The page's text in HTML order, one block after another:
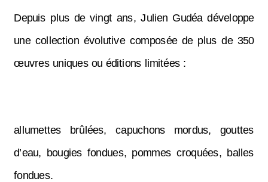
Depuis plus de vingt ans, Julien Gudéa développe
une collection évolutive composée de plus de 350
œuvres uniques ou éditions limitées :
allumettes brûlées, capuchons mordus, gouttes
d’eau, bougies fondues, pommes croquées, balles
fondues.